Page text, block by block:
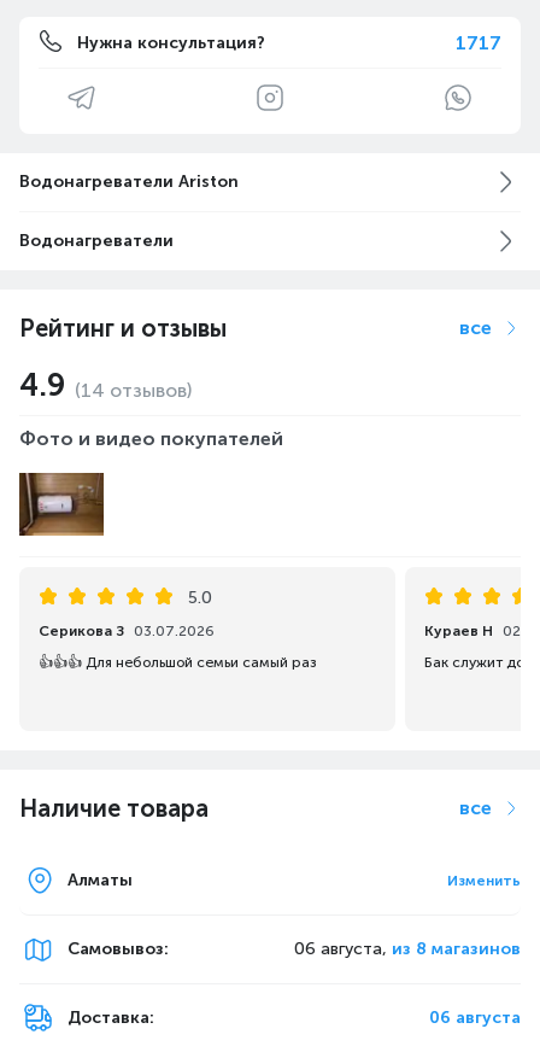
Нужна консультация? 1717
Водонагреватели Ariston
Водонагреватели
Рейтинг и отзывы все
4.9 (14 отзывов)
Фото и видео покупателей
5.0
Серикова З 03.07.2026
👍👍👍 Для небольшой семьи самый раз
Кураев Н
Наличие товара все
Алматы Изменить
Самовывоз: 06 августа, из 8 магазинов
Доставка: 06 августа